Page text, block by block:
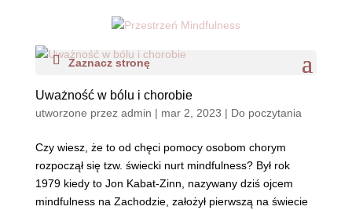
Zaznacz stronę
Uważność w bólu i chorobie
utworzone przez admin | mar 2, 2023 | Do poczytania
Czy wiesz, że to od chęci pomocy osobom chorym
rozpoczął się tzw. świecki nurt mindfulness? Był rok
1979 kiedy to Jon Kabat-Zinn, nazywany dziś ojcem
mindfulness na Zachodzie, założył pierwszą na świecie